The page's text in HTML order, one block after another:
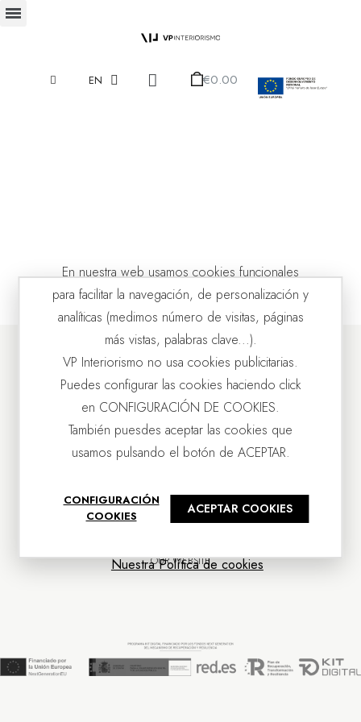
EN €0.00
OUR COMPANY
CUSTOMER SERVICE
OUR WEBSITE
En nuestra web usamos cookies funcionales
para facilitar la navegación, de personalización y
analíticas (medimos número de visitas, páginas
más vistas, palabras clave...).
VP Interiorismo no usa cookies publicitarias.
Puedes configurar las cookies haciendo click
en CONFIGURACIÓN DE COOKIES.
También puesdes aceptar las cookies que
usamos pulsando el botón de ACEPTAR.
CONFIGURACIÓN
COOKIES
ACEPTAR COOKIES
Nuestra Política de cookies